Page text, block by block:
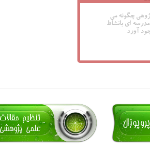
چگونه می
ای بانشاط
آورد